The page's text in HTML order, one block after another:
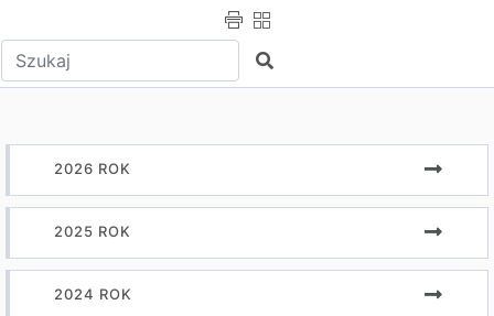
Wpisz tekst do wyszukania Szukaj
2026 ROK
2025 ROK
2024 ROK